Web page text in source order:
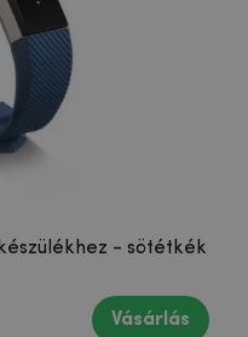
- sötétkék
Vásárlás